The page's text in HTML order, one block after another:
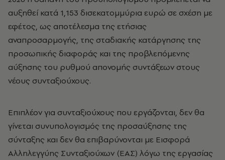
αυξηθεί κατά 1,153 δισεκατομμύρια ευρώ σε σχέση με
εφέτος, ως αποτέλεσμα της ετήσιας
αναπροσαρμογής, της σταδιακής κατάργησης της
προσωπικής διαφοράς και της προβλεπόμενης
αύξησης του ρυθμού απονομής συντάξεων στους
νέους συνταξιούχους.
Επιπλέον για συνταξιούχους που εργάζονται, δεν θα
γίνεται συνυπολογισμός της προσαύξησης της
σύνταξης και δεν θα επιβαρύνονται με Εισφορά
Αλληλεγγύης Συνταξιούχων (ΕΑΣ) λόγω της εργασίας